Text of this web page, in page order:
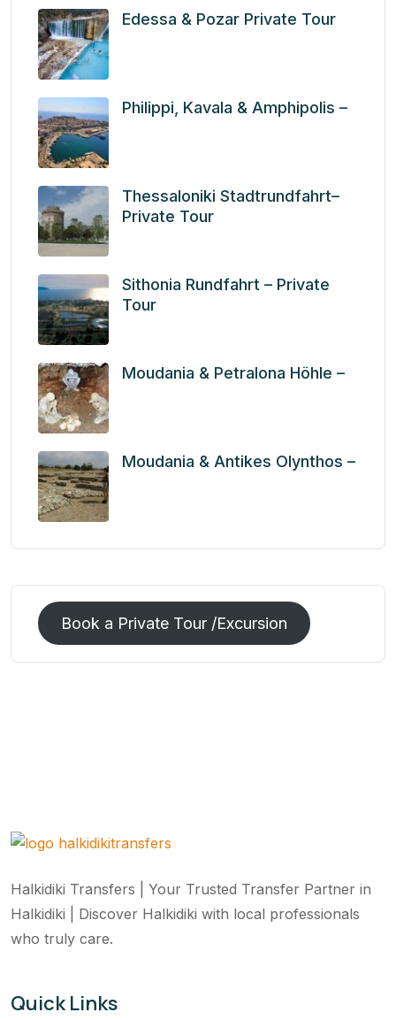
Edessa & Pozar Private Tour
Philippi, Kavala & Amphipolis –
Thessaloniki Stadtrundfahrt–
Private Tour
Sithonia Rundfahrt – Private
Tour
Moudania & Petralona Höhle –
Moudania & Antikes Olynthos –
Book a Private Tour /Excursion
Halkidiki Transfers | Your Trusted Transfer Partner in
Halkidiki | Discover Halkidiki with local professionals
who truly care.
Quick Links